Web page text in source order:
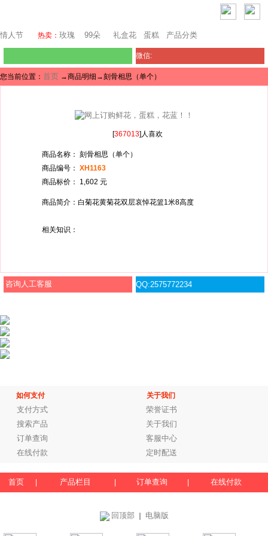
情人节 热卖： 玫瑰 99朵 礼盒花 蛋糕 产品分类
微信:
您当前位置： 首页 →商品明细→刻骨相思（单个）
[367013]人喜欢
商品名称： 刻骨相思（单个）
商品编号： XH1163
商品标价： 1,602 元
商品简介：白菊花黄菊花双层哀悼花篮1米8高度
相关知识：
咨询人工客服 QQ:2575772234
如何支付 关于我们
支付方式
荣誉证书
搜索产品
关于我们
订单查询
客服中心
在线付款
定时配送
首页 产品栏目 订单查询 在线付款
回顶部 电脑版